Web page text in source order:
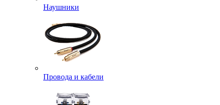
Наушники
Провода и кабели